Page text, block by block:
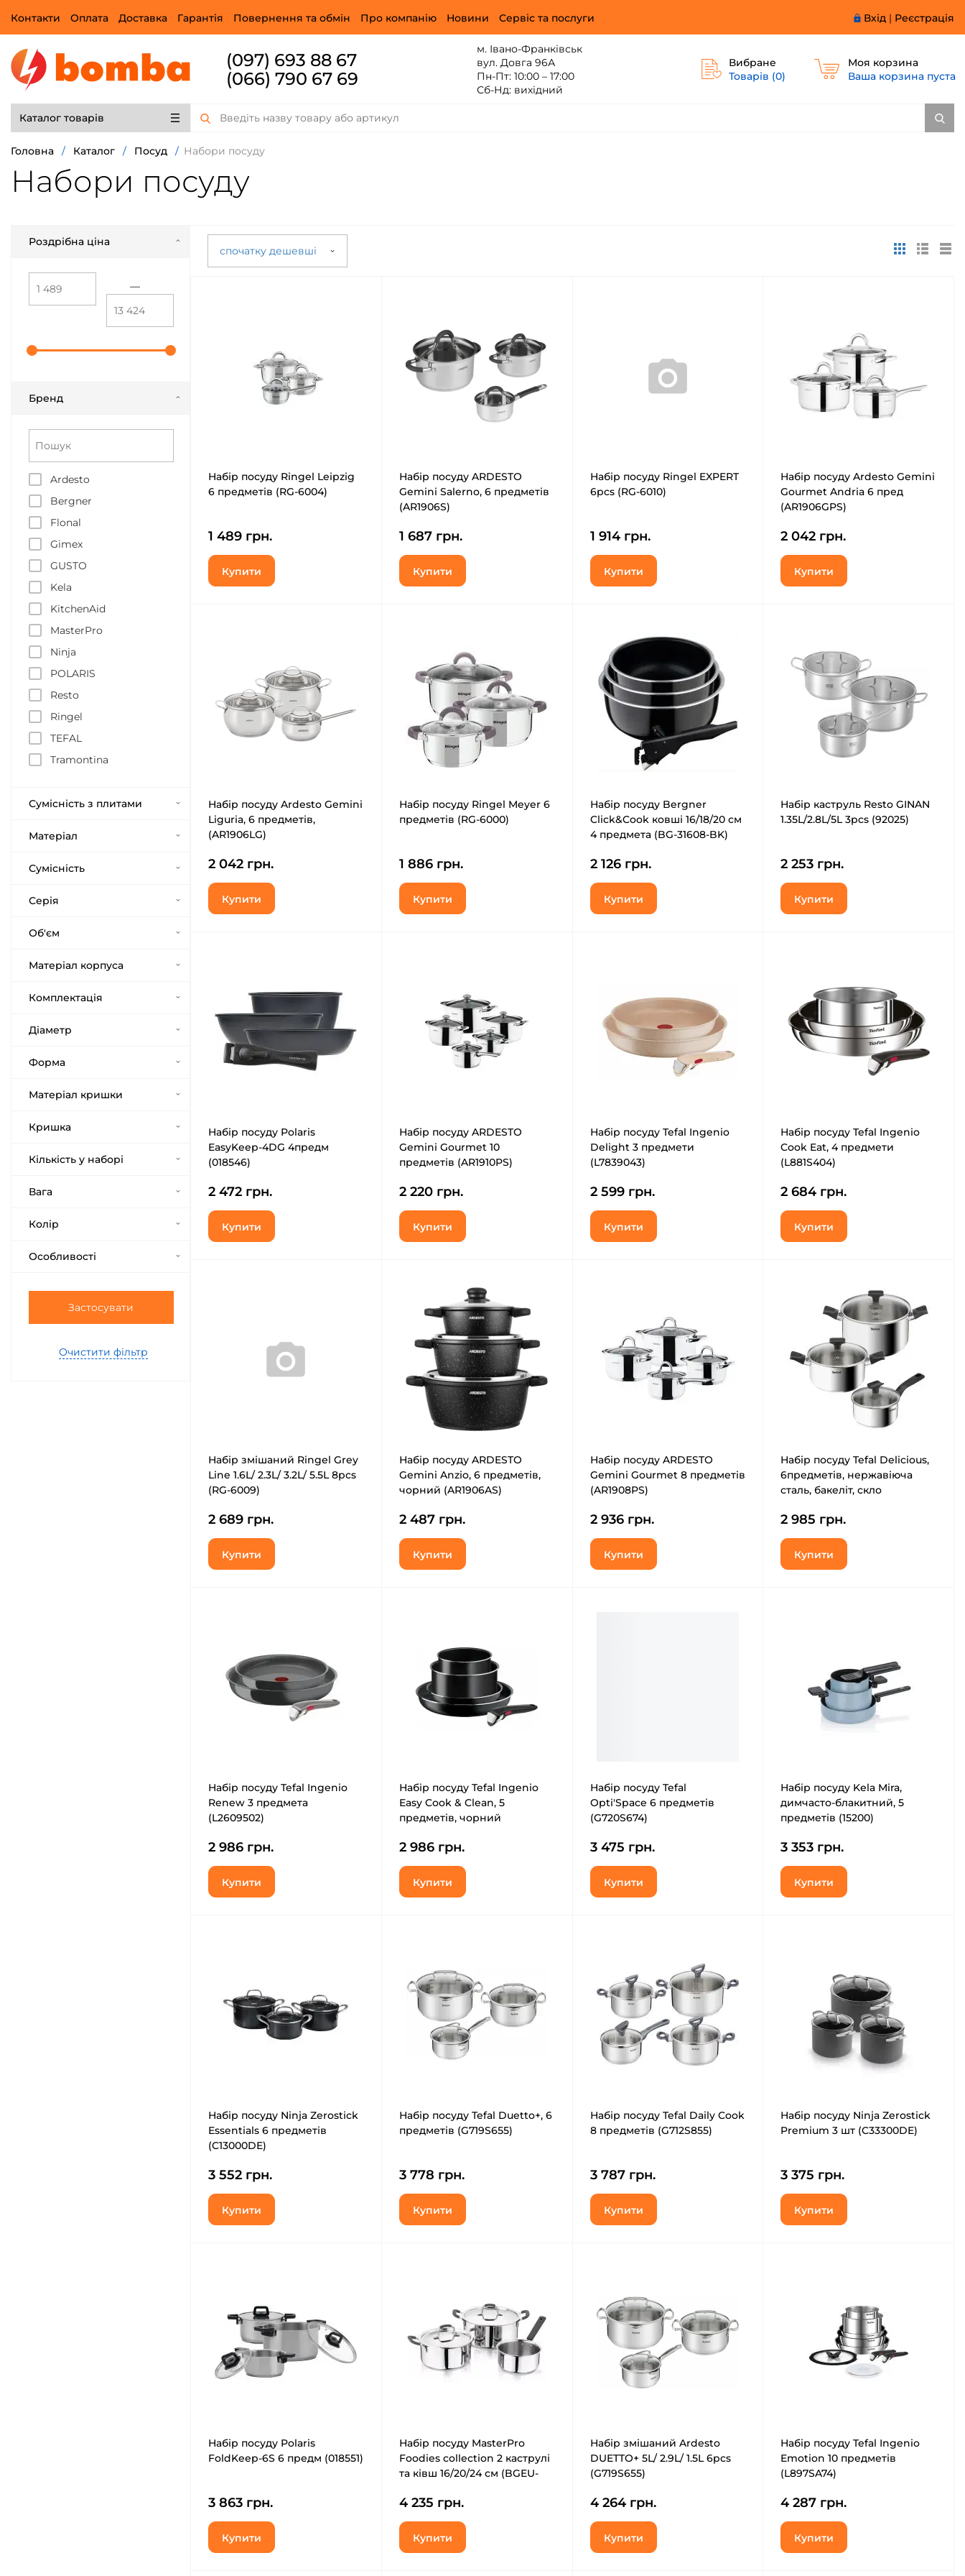
Вхід | Реєстрація
Контакти Оплата Доставка Гарантія Повернення та обмін Про компанію Новини Сервіс та послуги
(097) 693 88 67
(066) 790 67 69
м. Івано-Франківськ
вул. Довга 96А
Пн-Пт: 10:00 – 17:00
Сб-Нд: вихідний
Вибране
Товарів (0)
Моя корзина
Ваша корзина пуста
Каталог товарів
Головна / Каталог / Посуд / Набори посуду
Набори посуду
спочатку дешевші
Роздрібна ціна
—
Бренд
Ardesto
Bergner
Flonal
Gimex
GUSTO
Kela
KitchenAid
MasterPro
Ninja
POLARIS
Resto
Ringel
TEFAL
Tramontina
Сумісність з плитами
Матеріал
Сумісність
Серія
Об'єм
Матеріал корпуса
Комплектація
Діаметр
Форма
Матеріал кришки
Кришка
Кількість у наборі
Вага
Колір
Особливості
Застосувати
Очистити фільтр
Набір посуду Ringel Leipzig
6 предметів (RG-6004)
1 489 грн.
Купити
Набір посуду ARDESTO
Gemini Salerno, 6 предметів
(AR1906S)
1 687 грн.
Купити
Набір посуду Ringel EXPERT
6pcs (RG-6010)
1 914 грн.
Купити
Набір посуду Ardesto Gemini
Gourmet Andria 6 пред
(AR1906GPS)
2 042 грн.
Купити
Набір посуду Ardesto Gemini
Liguria, 6 предметів,
(AR1906LG)
2 042 грн.
Купити
Набір посуду Ringel Meyer 6
предметів (RG-6000)
1 886 грн.
Купити
Набір посуду Bergner
Click&Cook ковші 16/18/20 см
4 предмета (BG-31608-BK)
2 126 грн.
Купити
Набір каструль Resto GINAN
1.35L/2.8L/5L 3pcs (92025)
2 253 грн.
Купити
Набір посуду Polaris
EasyKeep-4DG 4предм
(018546)
2 472 грн.
Купити
Набір посуду ARDESTO
Gemini Gourmet 10
предметів (AR1910PS)
2 220 грн.
Купити
Набір посуду Tefal Ingenio
Delight 3 предмети
(L7839043)
2 599 грн.
Купити
Набір посуду Tefal Ingenio
Cook Eat, 4 предмети
(L881S404)
2 684 грн.
Купити
Набір змішаний Ringel Grey
Line 1.6L/ 2.3L/ 3.2L/ 5.5L 8pcs
(RG-6009)
2 689 грн.
Купити
Набір посуду ARDESTO
Gemini Anzio, 6 предметів,
чорний (AR1906AS)
2 487 грн.
Купити
Набір посуду ARDESTO
Gemini Gourmet 8 предметів
(AR1908PS)
2 936 грн.
Купити
Набір посуду Tefal Delicious,
6предметів, нержавіюча
сталь, бакеліт, скло
2 985 грн.
Купити
Набір посуду Tefal Ingenio
Renew 3 предмета
(L2609502)
2 986 грн.
Купити
Набір посуду Tefal Ingenio
Easy Cook & Clean, 5
предметів, чорний
2 986 грн.
Купити
Набір посуду Tefal
Opti'Space 6 предметів
(G720S674)
3 475 грн.
Купити
Набір посуду Kela Mira,
димчасто-блакитний, 5
предметів (15200)
3 353 грн.
Купити
Набір посуду Ninja Zerostick
Essentials 6 предметів
(C13000DE)
3 552 грн.
Купити
Набір посуду Tefal Duetto+, 6
предметів (G719S655)
3 778 грн.
Купити
Набір посуду Tefal Daily Cook
8 предметів (G712S855)
3 787 грн.
Купити
Набір посуду Ninja Zerostick
Premium 3 шт (C33300DE)
3 375 грн.
Купити
Набір посуду Polaris
FoldKeep-6S 6 предм (018551)
3 863 грн.
Купити
Набір посуду MasterPro
Foodies collection 2 каструлі
та ківш 16/20/24 см (BGEU-
4 235 грн.
Купити
Набір змішаний Ardesto
DUETTO+ 5L/ 2.9L/ 1.5L 6pcs
(G719S655)
4 264 грн.
Купити
Набір посуду Tefal Ingenio
Emotion 10 предметів
(L897SA74)
4 287 грн.
Купити